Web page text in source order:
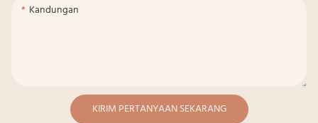
Kandungan
KIRIM PERTANYAAN SEKARANG